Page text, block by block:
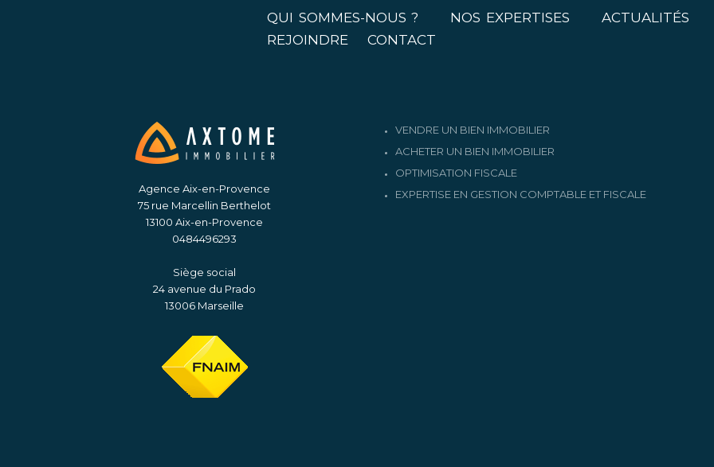
QUI SOMMES-NOUS ? NOS EXPERTISES
ACTUALITÉS
REJOINDRE
CONTACT
Agence Aix-en-Provence
75 rue Marcellin Berthelot
13100 Aix-en-Provence
0484496293
Siège social
24 avenue du Prado
13006 Marseille
VENDRE UN BIEN IMMOBILIER
ACHETER UN BIEN IMMOBILIER
OPTIMISATION FISCALE
EXPERTISE EN GESTION COMPTABLE ET FISCALE